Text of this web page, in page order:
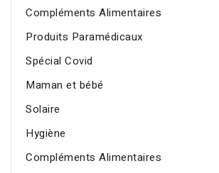
Compléments Alimentaires
Produits Paramédicaux
Spécial Covid
Maman et bébé
Solaire
Hygiène
Compléments Alimentaires